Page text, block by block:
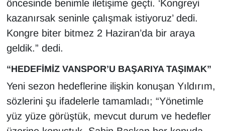
öncesinde benimle iletişime geçti. ‘Kongreyi
kazanırsak seninle çalışmak istiyoruz’ dedi.
Kongre biter bitmez 2 Haziran’da bir araya
geldik.” dedi.
“HEDEFİMİZ VANSPOR’U BAŞARIYA TAŞIMAK”
Yeni sezon hedeflerine ilişkin konuşan Yıldırım,
sözlerini şu ifadelerle tamamladı; “Yönetimle
yüz yüze görüştük, mevcut durum ve hedefler